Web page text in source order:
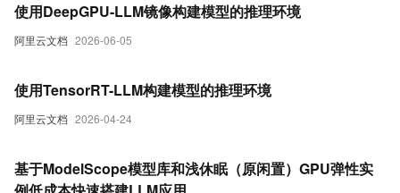
阿里云文档 2026-06-05
使用DeepGPU-LLM镜像构建模型的推理环境
阿里云文档 2026-04-24
使用TensorRT-LLM构建模型的推理环境
基于ModelScope模型库和浅休眠（原闲置）GPU弹性实